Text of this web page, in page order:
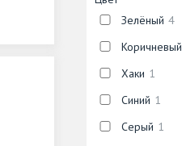
Зелёный 4
Коричневый
Хаки 1
Синий 1
Серый 1